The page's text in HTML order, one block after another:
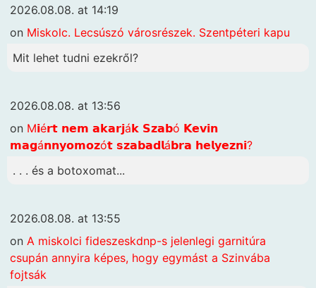
2026.08.08. at 14:19
on Miskolc. Lecsúszó városrészek. Szentpéteri kapu
Mit lehet tudni ezekről?
2026.08.08. at 13:56
on M𝗶é𝗿𝘁 𝗻𝗲𝗺 𝗮𝗸𝗮𝗿𝗷á𝗸 𝗦𝘇𝗮𝗯ó 𝗞𝗲𝘃𝗶𝗻
𝗺𝗮𝗴á𝗻𝗻𝘆𝗼𝗺𝗼𝘇ó𝘁 𝘀𝘇𝗮𝗯𝗮𝗱𝗹á𝗯𝗿𝗮 𝗵𝗲𝗹𝘆𝗲𝘇𝗻𝗶?
. . . és a botoxomat...
2026.08.08. at 13:55
on A miskolci fideszeskdnp-s jelenlegi garnitúra
csupán annyira képes, hogy egymást a Szinvába
fojtsák